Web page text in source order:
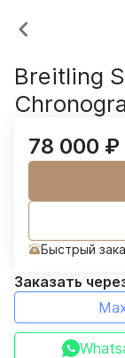
Breitling
78 000 ₽
Быстрый
Заказать